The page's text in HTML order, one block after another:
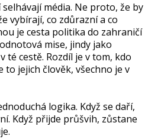
média. Ne proto, že by
vybírají, co zdůrazní a co
je cesta politika do zahraničí
mise, jindy jako
té cestě. Rozdíl je v tom, kdo
to jejich člověk, všechno je v
logika. Když se daří,
Když přijde průšvih, zůstane